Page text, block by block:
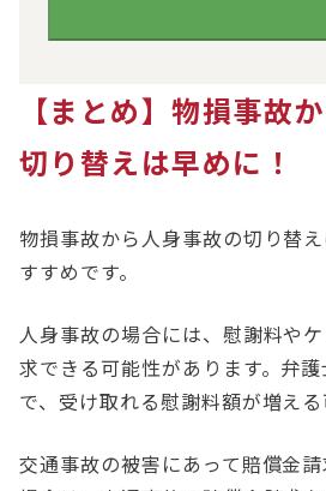
【まとめ】物損事故
切り替えは早めに！
物損事故から人身事故の切り替
すすめです。
人身事故の場合には、慰謝料や
求できる可能性があります。弁
で、受け取れる慰謝料額が増える
交通事故の被害にあって賠償金